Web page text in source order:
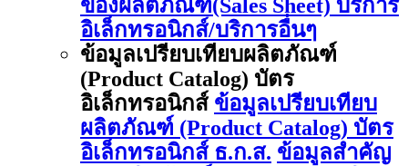
ของผลิตภัณฑ์(Sales Sheet) บริการ
อิเล็กทรอนิกส์/บริการอื่นๆ
ข้อมูลเปรียบเทียบผลิตภัณฑ์
(Product Catalog) บัตร
อิเล็กทรอนิกส์ ข้อมูลเปรียบเทียบ
ผลิตภัณฑ์ (Product Catalog) บัตร
อิเล็กทรอนิกส์ ธ.ก.ส. ข้อมูลสำคัญ